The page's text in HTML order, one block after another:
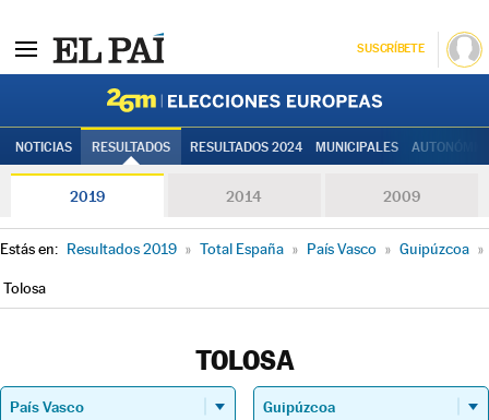
SUSCRÍBETE
NOTICIAS RESULTADOS RESULTADOS 2024 MUNICIPALES
2019 2014 2009
Estás en: Resultados 2019 » Total España » País Vasco » Guipúzcoa »
Tolosa
TOLOSA